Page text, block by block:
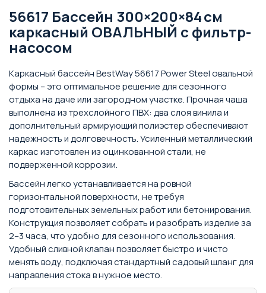
56617 Бассейн 300×200×84 см
каркасный ОВАЛЬНЫЙ с фильтр-
насосом
Каркасный бассейн BestWay 56617 Power Steel овальной
формы – это оптимальное решение для сезонного
отдыха на даче или загородном участке. Прочная чаша
выполнена из трехслойного ПВХ: два слоя винила и
дополнительный армирующий полиэстер обеспечивают
надежность и долговечность. Усиленный металлический
каркас изготовлен из оцинкованной стали, не
подверженной коррозии.
Бассейн легко устанавливается на ровной
горизонтальной поверхности, не требуя
подготовительных земельных работ или бетонирования.
Конструкция позволяет собрать и разобрать изделие за
2–3 часа, что удобно для сезонного использования.
Удобный сливной клапан позволяет быстро и чисто
менять воду, подключая стандартный садовый шланг для
направления стока в нужное место.